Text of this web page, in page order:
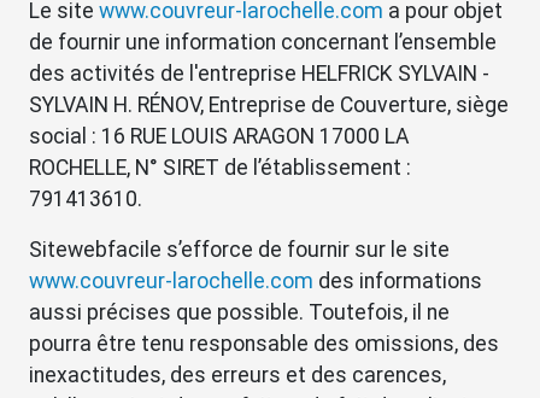
Le site www.couvreur-larochelle.com a pour objet
de fournir une information concernant l’ensemble
des activités de l'entreprise HELFRICK SYLVAIN -
SYLVAIN H. RÉNOV, Entreprise de Couverture, siège
social : 16 RUE LOUIS ARAGON 17000 LA
ROCHELLE, N° SIRET de l’établissement :
791413610.
Sitewebfacile s’efforce de fournir sur le site
www.couvreur-larochelle.com des informations
aussi précises que possible. Toutefois, il ne
pourra être tenu responsable des omissions, des
inexactitudes, des erreurs et des carences,